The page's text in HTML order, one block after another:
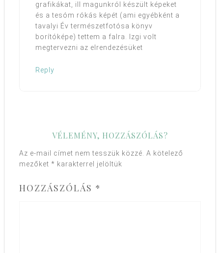
grafikákat, ill magunkról készült képeket
és a tesóm rókás képét (ami egyébként a
tavalyi Év természetfotósa könyv
borítóképe) tettem a falra. Izgi volt
megtervezni az elrendezésüket
Reply
VÉLEMÉNY, HOZZÁSZÓLÁS?
Az e-mail címet nem tesszük közzé. A kötelező
mezőket * karakterrel jelöltük
HOZZÁSZÓLÁS *